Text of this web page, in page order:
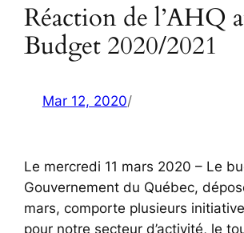
Réaction de l’AHQ
Budget 2020/2021
Mar 12, 2020/
Le mercredi 11 mars 2020 – Le
Gouvernement du Québec,
mars, comporte plusieurs
pour notre secteur d’activité, le